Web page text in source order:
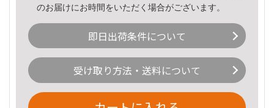
のお届けにお時間をいただく場合がございます。
即日出荷条件について
受け取り方法・送料について